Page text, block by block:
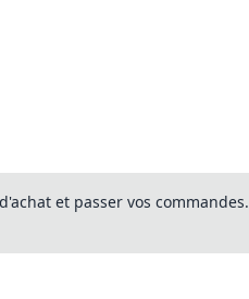
et passer vos commandes.